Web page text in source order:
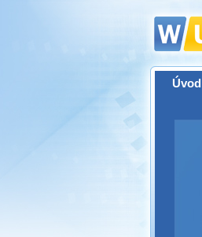
Úvod